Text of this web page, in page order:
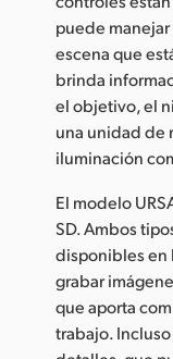
puede
escena que
brinda
el objetivo, el
una unidad de
iluminación
El modelo
SD. Ambos
disponibles en
grabar
que aporta
trabajo.